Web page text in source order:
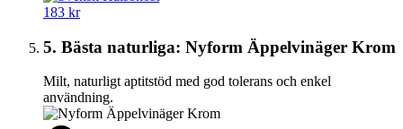
183 kr
5. Bästa naturliga: Nyform Äppelvinäger Krom
Milt, naturligt aptitstöd med god tolerans och enkel
användning.